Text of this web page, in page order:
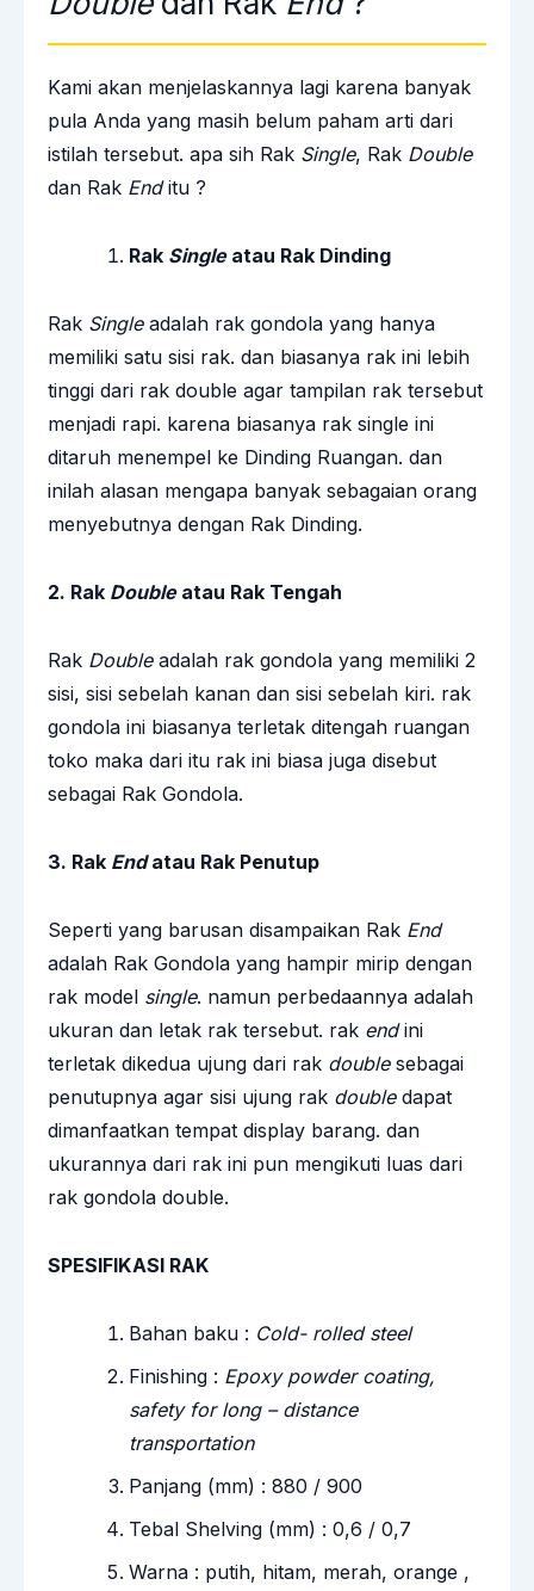
Kami akan menjelaskannya lagi karena banyak
pula Anda yang masih belum paham arti dari
istilah tersebut. apa sih Rak Single, Rak Double
dan Rak Enditu ?
Rak Singleatau Rak Dinding
Rak Singleadalah rak gondola yang hanya
memiliki satu sisi rak. dan biasanya rak ini lebih
tinggi dari rak double agar tampilan rak tersebut
menjadi rapi. karena biasanya rak single ini
ditaruh menempel ke Dinding Ruangan. dan
inilah alasan mengapa banyak sebagaian orang
menyebutnya dengan Rak Dinding.
2. Rak Doubleatau Rak Tengah
Rak Doubleadalah rak gondola yang memiliki 2
sisi, sisi sebelah kanan dan sisi sebelah kiri. rak
gondola ini biasanya terletak ditengah ruangan
toko maka dari itu rak ini biasa juga disebut
sebagai Rak Gondola.
3. Rak Endatau Rak Penutup
Seperti yang barusan disampaikan Rak End
adalah Rak Gondola yang hampir mirip dengan
rak model single. namun perbedaannya adalah
ukuran dan letak rak tersebut. rak endini
terletak dikedua ujung dari rak doublesebagai
penutupnya agar sisi ujung rak doubledapat
dimanfaatkan tempat display barang. dan
ukurannya dari rak ini pun mengikuti luas dari
rak gondola double.
SPESIFIKASI RAK
Bahan baku : Cold- rolled steel
Finishing : Epoxy powder coating,
safety for long – distance
transportation
Panjang (mm) : 880 / 900
Tebal Shelving (mm) : 0,6 / 0,7
Warna : putih, hitam, merah, orange ,